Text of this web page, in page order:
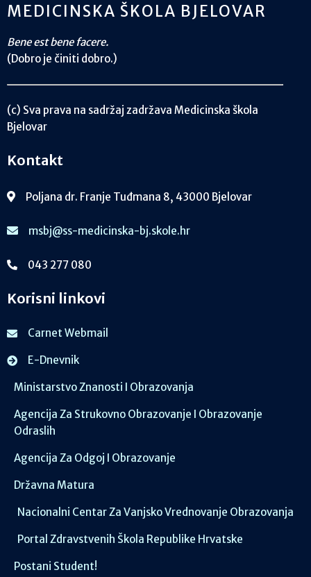
MEDICINSKA ŠKOLA BJELOVAR
Bene est bene facere.
(Dobro je činiti dobro.)
(c) Sva prava na sadržaj zadržava Medicinska škola
Bjelovar
Kontakt
Poljana dr. Franje Tuđmana 8, 43000 Bjelovar
msbj@ss-medicinska-bj.skole.hr
043 277 080
Korisni linkovi
Carnet Webmail
E-Dnevnik
Ministarstvo Znanosti I Obrazovanja
Agencija Za Strukovno Obrazovanje I Obrazovanje
Odraslih
Agencija Za Odgoj I Obrazovanje
Državna Matura
Nacionalni Centar Za Vanjsko Vrednovanje Obrazovanja
Portal Zdravstvenih Škola Republike Hrvatske
Postani Student!